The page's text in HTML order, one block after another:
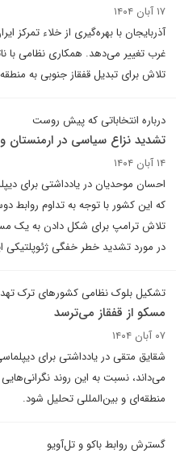
۱۷ آبان ۱۴۰۴
آذربایجان با بهره‌گیری از خلاء تمرکز
غرب تغییر می‌دهد. همکاری نظامی با
تلاش برای تبدیل قفقاز جنوبی به
درباره انتخاباتی که پیش روست
تشدید نزاع سیاسی در ارمنستان و
۱۴ آبان ۱۴۰۴
احسان موحدیان در یادداشتی برای
که این کشور با توجه به تداوم روابط
تلاش ترامپ برای شکل دادن به یک
در مورد تشدید خطر خفگی ژئوپلتیکی
تشکیل بلوک نظامی کشورهای ترک
مسکو از قفقاز می‌ترسد
۰۷ آبان ۱۴۰۴
شقایق متقی در یادداشتی برای
می‌داند، نسبت به این روند
منطقه‌ای و بین‌المللی تحلیل شود.
گسترش روابط باکو و تل‌آویو